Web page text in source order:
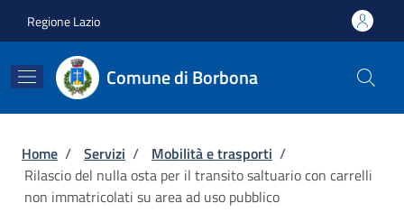
Regione Lazio
Comune di Borbona
Briciole di pane
Home / Servizi / Mobilità e trasporti /
Rilascio del nulla osta per il transito saltuario con carrelli
non immatricolati su area ad uso pubblico